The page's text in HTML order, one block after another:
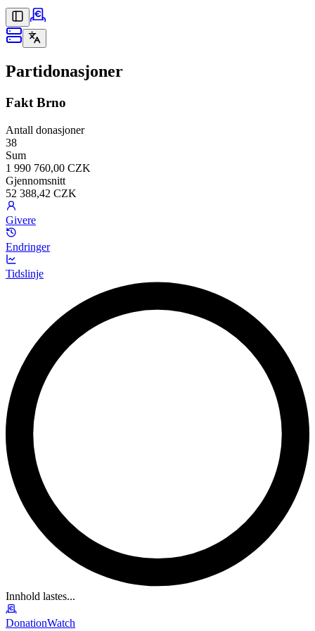
Partidonasjoner
Fakt Brno
Antall donasjoner
38
Sum
1 990 760,00 CZK
Gjennomsnitt
52 388,42 CZK
Givere
Endringer
Tidslinje
Innhold lastes...
DonationWatch